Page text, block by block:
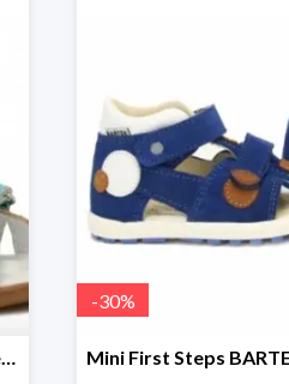
Letnie sandały BARTEK dla dziewcząt
-30%